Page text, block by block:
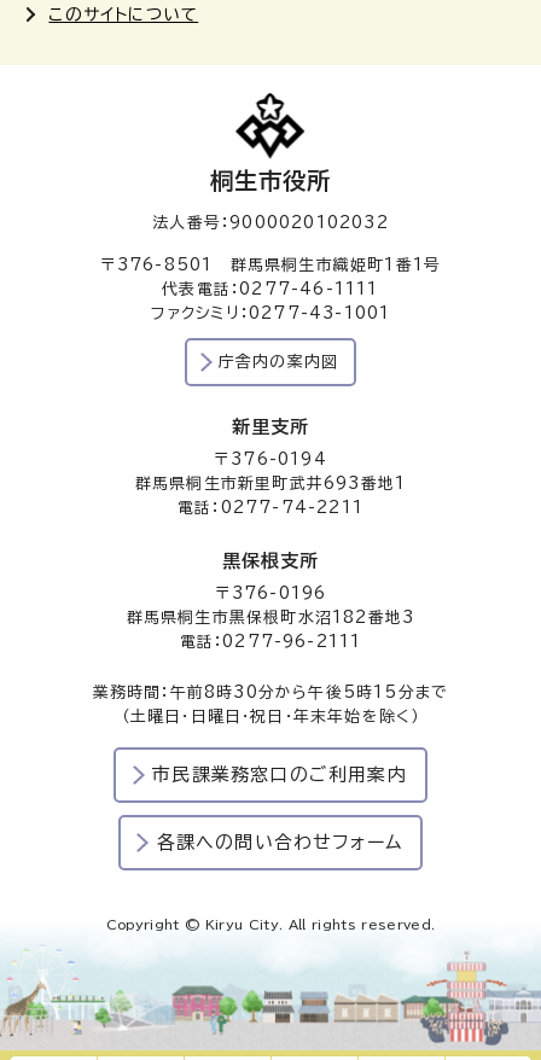
このサイトについて
桐生市役所
法人番号：9000020102032
〒376-8501 群馬県桐生市織姫町1番1号
代表電話：0277-46-1111
ファクシミリ：0277-43-1001
庁舎内の案内図
新里支所
〒376-0194
群馬県桐生市新里町武井693番地1
電話：0277-74-2211
黒保根支所
〒376-0196
群馬県桐生市黒保根町水沼182番地3
電話：0277-96-2111
業務時間：午前8時30分から午後5時15分まで
（土曜日・日曜日・祝日・年末年始を除く）
市民課業務窓口のご利用案内
各課への問い合わせフォーム
Copyright © Kiryu City. All rights reserved.